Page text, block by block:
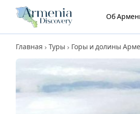
Об
Главная Туры Горы и долины